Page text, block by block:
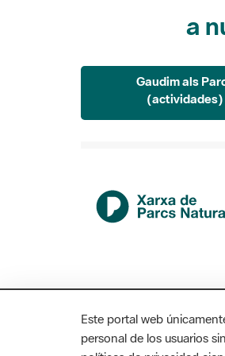
a
Gaudim als
(actividades)
Este portal web
personal de los usuarios